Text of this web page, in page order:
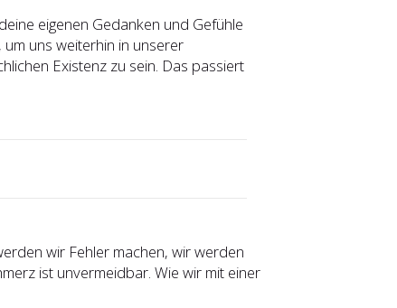
eigenen Gedanken und Gefühle
uns weiterhin in unserer
Existenz zu sein. Das passiert
wir Fehler machen, wir werden
ist unvermeidbar. Wie wir mit einer